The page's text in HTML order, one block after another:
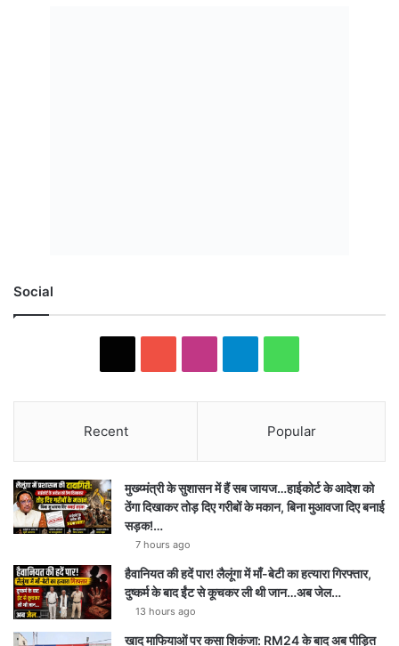
Social
Recent Popular
मुख्य्मंत्री के सुशासन में हैं सब जायज…हाईकोर्ट के आदेश को
ठेंगा दिखाकर तोड़ दिए गरीबों के मकान, बिना मुआवजा दिए बनाई
सड़क!…
7 hours ago
हैवानियत की हदें पार! लैलूंगा में माँ-बेटी का हत्यारा गिरफ्तार,
दुष्कर्म के बाद ईंट से कूचकर ली थी जान…अब जेल…
13 hours ago
खाद माफियाओं पर कसा शिकंजा: RM24 के बाद अब पीड़ित